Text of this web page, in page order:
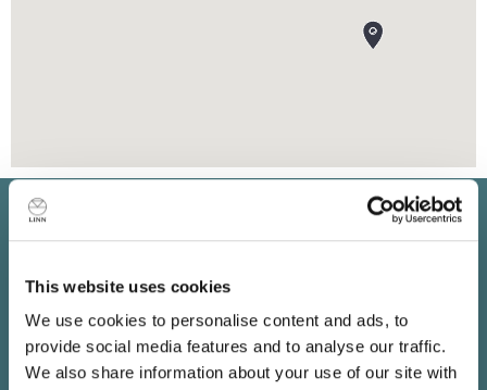
This website uses cookies
We use cookies to personalise content and ads, to
provide social media features and to analyse our traffic.
We also share information about your use of our site with
Bleiben Sie auf dem
Laufenden
Abonnieren Sie unseren Newsletter für Informationen
über die neuesten Linn Produkte, Musik, Angebote und
exklusive Events in Ihrer Nähe.